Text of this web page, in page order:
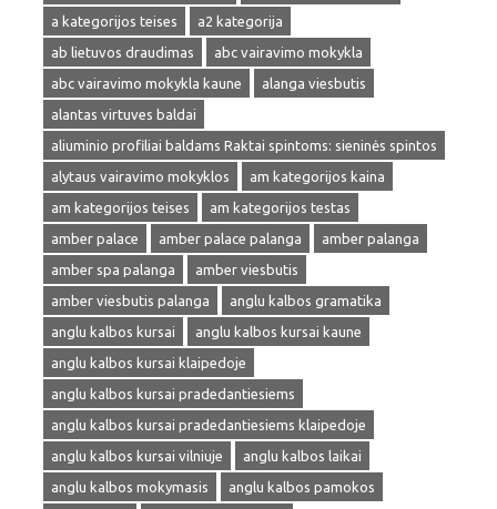
a kategorijos teises
a2 kategorija
ab lietuvos draudimas
abc vairavimo mokykla
abc vairavimo mokykla kaune
alanga viesbutis
alantas virtuves baldai
aliuminio profiliai baldams Raktai spintoms: sieninės spintos
alytaus vairavimo mokyklos
am kategorijos kaina
am kategorijos teises
am kategorijos testas
amber palace
amber palace palanga
amber palanga
amber spa palanga
amber viesbutis
amber viesbutis palanga
anglu kalbos gramatika
anglu kalbos kursai
anglu kalbos kursai kaune
anglu kalbos kursai klaipedoje
anglu kalbos kursai pradedantiesiems
anglu kalbos kursai pradedantiesiems klaipedoje
anglu kalbos kursai vilniuje
anglu kalbos laikai
anglu kalbos mokymasis
anglu kalbos pamokos